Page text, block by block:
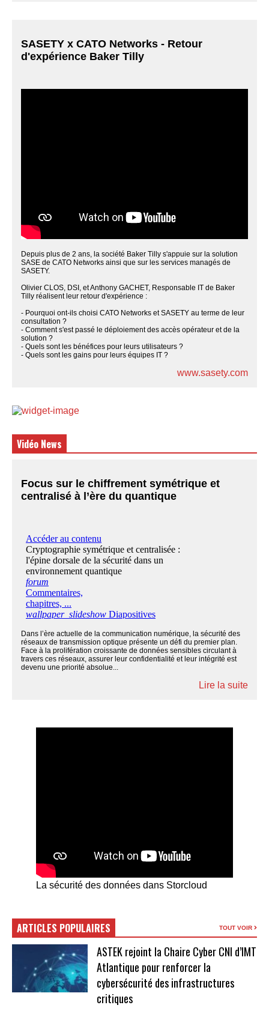
SASETY x CATO Networks - Retour
d'expérience Baker Tilly
Depuis plus de 2 ans, la société Baker Tilly s'appuie sur la solution
SASE de CATO Networks ainsi que sur les services managés de
SASETY.
Olivier CLOS, DSI, et Anthony GACHET, Responsable IT de Baker
Tilly réalisent leur retour d'expérience :
- Pourquoi ont-ils choisi CATO Networks et SASETY au terme de leur
consultation ?
- Comment s'est passé le déploiement des accès opérateur et de la
solution ?
- Quels sont les bénéfices pour leurs utilisateurs ?
- Quels sont les gains pour leurs équipes IT ?
www.sasety.com
Vidéo News
Focus sur le chiffrement symétrique et
centralisé à l’ère du quantique
Dans l’ère actuelle de la communication numérique, la sécurité des
réseaux de transmission optique présente un défi du premier plan.
Face à la prolifération croissante de données sensibles circulant à
travers ces réseaux, assurer leur confidentialité et leur intégrité est
devenu une priorité absolue...
Lire la suite
La sécurité des données dans Storcloud
ARTICLES POPULAIRES TOUT VOIR
ASTEK rejoint la Chaire Cyber CNI d’IMT
Atlantique pour renforcer la
cybersécurité des infrastructures
critiques